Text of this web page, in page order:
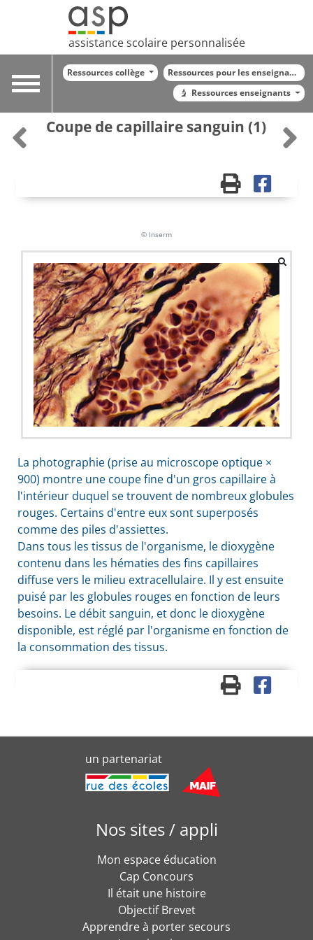
assistance scolaire personnalisée
Toggle
Ressources collège
Ressources pour les enseignants
Ressources enseignants
Coupe de capillaire sanguin (1)
© Inserm
La photographie (prise au microscope optique ×
900) montre une coupe fine d'un gros capillaire à
l'intérieur duquel se trouvent de nombreux globules
rouges. Certains d'entre eux sont superposés
comme des piles d'assiettes.
Dans tous les tissus de l'organisme, le dioxygène
contenu dans les hématies des fins capillaires
diffuse vers le milieu extracellulaire. Il y est ensuite
puisé par les globules rouges en fonction de leurs
besoins. Le débit sanguin, et donc le dioxygène
disponible, est réglé par l'organisme en fonction de
la consommation des tissus.
un partenariat
Nos sites / appli
Mon espace éducation
Cap Concours
Il était une histoire
Objectif Brevet
Apprendre à porter secours